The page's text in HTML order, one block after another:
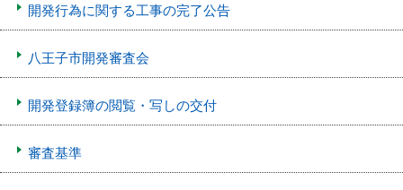
開発行為に関する工事の完了公告
八王子市開発審査会
開発登録簿の閲覧・写しの交付
審査基準